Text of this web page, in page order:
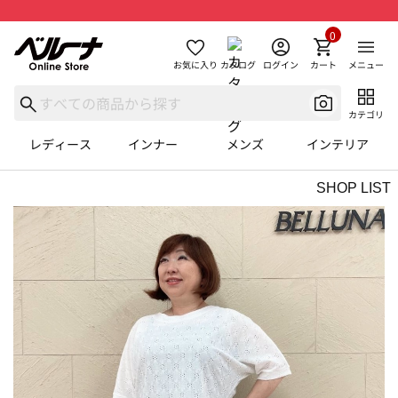
お気に入り カタログ ログイン カート
0
メニュー
カテゴリ
レディース インナー メンズ インテリア
SHOP LIST